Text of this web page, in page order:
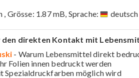
, Grösse: 1.87 mB, Sprache:
deutsch
direkten Kontakt mit
- Warum Lebensmittel direkt
Folien innen bedruckt werden
Spezialdruckfarben möglich wird